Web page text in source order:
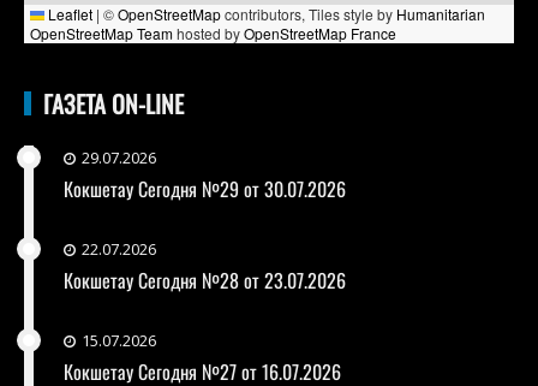
Leaflet | ©OpenStreetMapcontributors, Tiles style by Humanitarian
OpenStreetMap Teamhosted byOpenStreetMap France
ГАЗЕТА ON-LINE
29.07.2026
Кокшетау Сегодня №29 от 30.07.2026
22.07.2026
Кокшетау Сегодня №28 от 23.07.2026
15.07.2026
Кокшетау Сегодня №27 от 16.07.2026